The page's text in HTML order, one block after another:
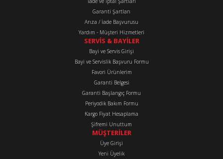
Bu ürüne benzer farklı alternatifler olmalı.
Gönder
Garanti Şartları
Arıza / İade Başvurusu
Yardım - Müşteri Hizmetleri
SERVİS & BAYİLER
Bayi ve Servis Girişi
Bayi ve Servislik Başvuru Formu
Favori Ürünlerim
Garanti Belgesi
Garanti Başlangıç Formu
Periyodik Bakım Formu
Kargo Fiyat Hesaplama
Şifremi Unuttum
MÜŞTERİLER
Üye Girişi
Yeni Üyelik